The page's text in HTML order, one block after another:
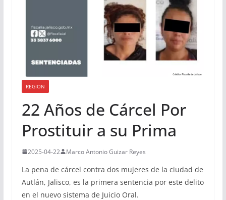
REGION
22 Años de Cárcel Por
Prostituir a su Prima
2025-04-22 Marco Antonio Guizar Reyes
La pena de cárcel contra dos mujeres de la ciudad de
Autlán, Jalisco, es la primera sentencia por este delito
en el nuevo sistema de Juicio Oral.